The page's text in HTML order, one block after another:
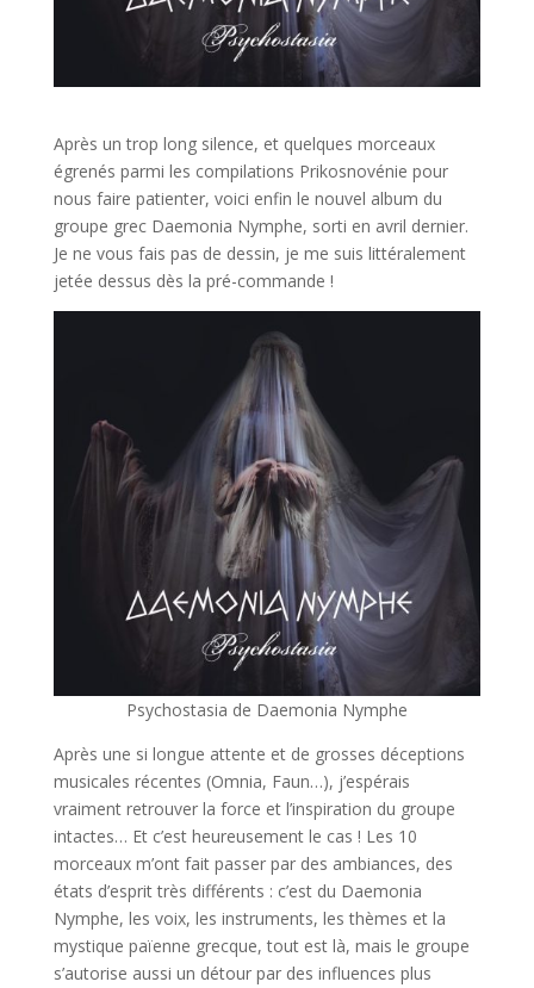
Après un trop long silence, et quelques morceaux
égrenés parmi les compilations Prikosnovénie pour
nous faire patienter, voici enfin le nouvel album du
groupe grec Daemonia Nymphe, sorti en avril dernier.
Je ne vous fais pas de dessin, je me suis littéralement
jetée dessus dès la pré-commande !
Psychostasia de Daemonia Nymphe
Après une si longue attente et de grosses déceptions
musicales récentes (Omnia, Faun…), j’espérais
vraiment retrouver la force et l’inspiration du groupe
intactes… Et c’est heureusement le cas ! Les 10
morceaux m’ont fait passer par des ambiances, des
états d’esprit très différents : c’est du Daemonia
Nymphe, les voix, les instruments, les thèmes et la
mystique païenne grecque, tout est là, mais le groupe
s’autorise aussi un détour par des influences plus